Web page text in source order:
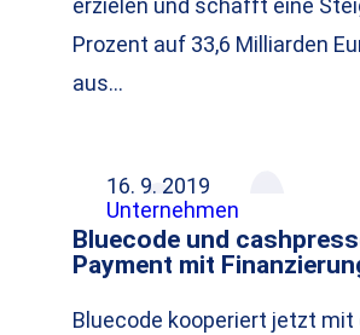
erzielen und schafft eine
Prozent auf 33,6 Milliarden
aus…
16. 9. 2019
Unternehmen
Bluecode und
Payment mit
Bluecode kooperiert jetzt mit